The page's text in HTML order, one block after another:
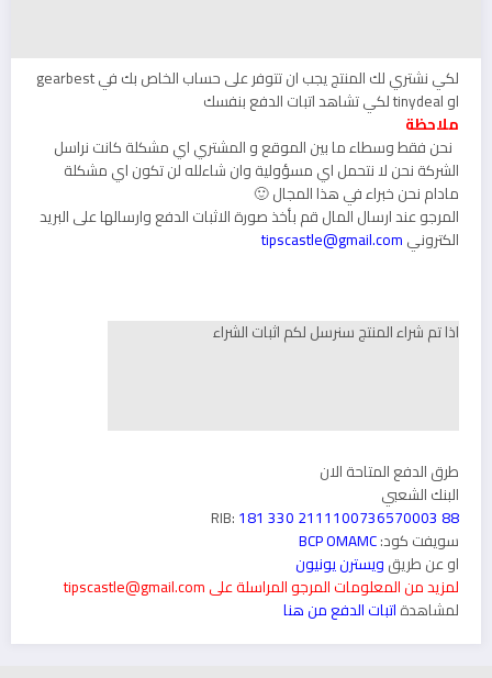
لكي نشتري لك المنتج يجب ان تتوفر على حساب الخاص بك في gearbest
او tinydeal لكي تشاهد اتبات الدفع بنفسك
ملاحظة
نحن فقط وسطاء ما بين الموقع و المشتري اي مشكلة كانت نراسل
الشركة نحن لا نتحمل اي مسؤولية وان شاءلله لن تكون اي مشكلة
مادام نحن خبراء في هذا المجال 🙂
المرجو عند ارسال المال قم بأخذ صورة الاثبات الدفع وارسالها على البريد
الكترونيtipscastle@gmail.com
اذا تم شراء المنتج سنرسل لكم اثبات الشراء
طرق الدفع المتاحة الان
البنك الشعبي
RIB:181 330 2111100736570003 88
سويفت كود:BCP OMAMC
او عن طريقويسترن يونيون
لمزيد من المعلومات المرجو المراسلة على tipscastle@gmail.com
لمشاهدةاتبات الدفع من هنا